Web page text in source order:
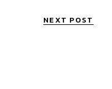
NEXT POST